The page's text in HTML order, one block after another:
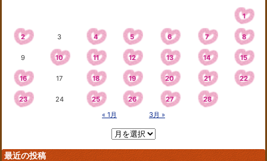
1
2 3 4 5 6 7 8
9 10 11 12 13 14 15
16 17 18 19 20 21 22
23 24 25 26 27
28
« 1月
3月 »
最近の投稿